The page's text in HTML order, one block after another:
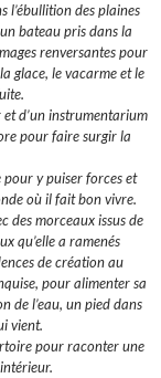
l’ébullition des plaines
bateau pris dans la
renversantes pour
glace, le vacarme et le
et d’un instrumentarium
pour faire surgir la
pour y puiser forces et
où il fait bon vivre.
des morceaux issus de
qu’elle a ramenés
de création au
pour alimenter sa
de l’eau, un pied dans
vient.
pour raconter une